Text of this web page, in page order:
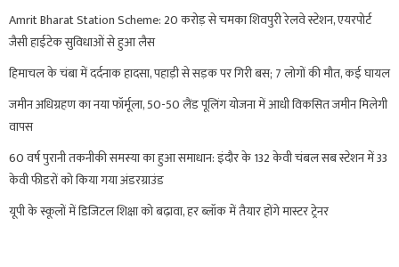
Amrit Bharat Station Scheme: 20 करोड़ से चमका शिवपुरी रेलवे स्टेशन, एयरपोर्ट
जैसी हाईटेक सुविधाओं से हुआ लैस
हिमाचल के चंबा में दर्दनाक हादसा, पहाड़ी से सड़क पर गिरी बस; 7 लोगों की मौत, कई घायल
जमीन अधिग्रहण का नया फॉर्मूला, 50-50 लैंड पूलिंग योजना में आधी विकसित जमीन मिलेगी
वापस
60 वर्ष पुरानी तकनीकी समस्या का हुआ समाधान: इंदौर के 132 केवी चंबल सब स्टेशन में 33
केवी फीडरों को किया गया अंडरग्राउंड
यूपी के स्कूलों में डिजिटल शिक्षा को बढ़ावा, हर ब्लॉक में तैयार होंगे मास्टर ट्रेनर